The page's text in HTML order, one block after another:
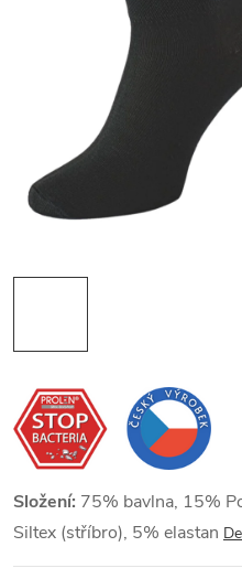
Složení: 75% bavlna, 15%
Siltex (stříbro), 5% elastan